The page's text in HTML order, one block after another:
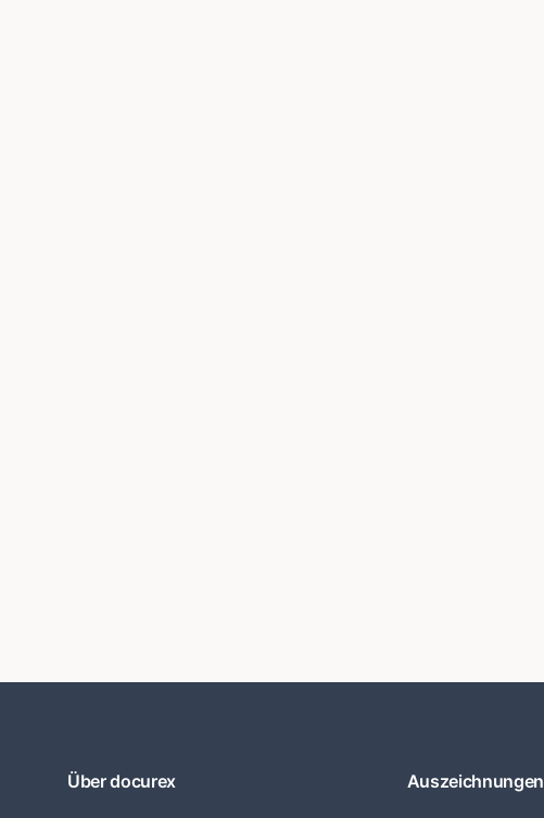
Über docurex Auszeichnungen